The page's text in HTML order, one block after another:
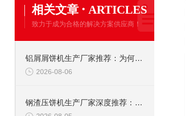
相关文章 · ARTICLES
致力于成为合格的解决方案供应商！
铝屑屑饼机生产厂家推荐：为何恩派特成为金属回收行业的“隐形优选”？
2026-08-06
钢渣压饼机生产厂家深度推荐：为何恩派特成为高净值产线的优选